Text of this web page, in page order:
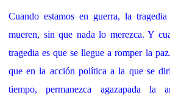
Cuando estamos en guerra, la
mueren, sin que nada lo merezca. Y
tragedia es que se llegue a romper la
que en la acción política a la que se
tiempo, permanezca agazapada la